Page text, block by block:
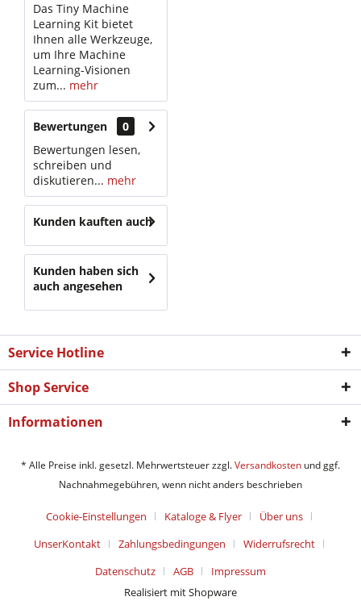
Das Tiny Machine
Learning Kit bietet
Ihnen alle Werkzeuge,
um Ihre Machine
Learning-Visionen
zum... mehr
Bewertungen
0
Bewertungen lesen,
schreiben und
diskutieren... mehr
Kunden kauften auch
Kunden haben sich
auch angesehen
Service Hotline
Shop Service
Informationen
* Alle Preise inkl. gesetzl. Mehrwertsteuer zzgl.Versandkosten und ggf.
Nachnahmegebühren, wenn nicht anders beschrieben
Cookie-Einstellungen Kataloge & Flyer
Über uns
UnserKontakt
Zahlungsbedingungen
Widerrufsrecht
Datenschutz
AGB
Impressum
Realisiert mit Shopware